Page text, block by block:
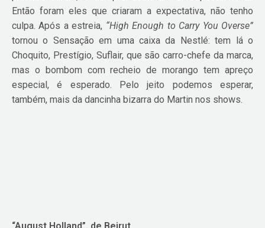
Então foram eles que criaram a expectativa, não tenho
culpa. Após a estreia, “High Enough to Carry You Overse”
tornou o Sensação em uma caixa da Nestlé: tem lá o
Choquito, Prestígio, Suflair, que são carro-chefe da marca,
mas o bombom com recheio de morango tem apreço
especial, é esperado. Pelo jeito podemos esperar,
também, mais da dancinha bizarra do Martin nos shows.